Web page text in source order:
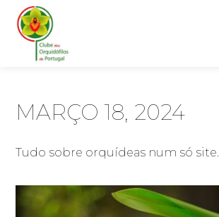
MARÇO 18, 2024
Tudo sobre orquídeas num só site.